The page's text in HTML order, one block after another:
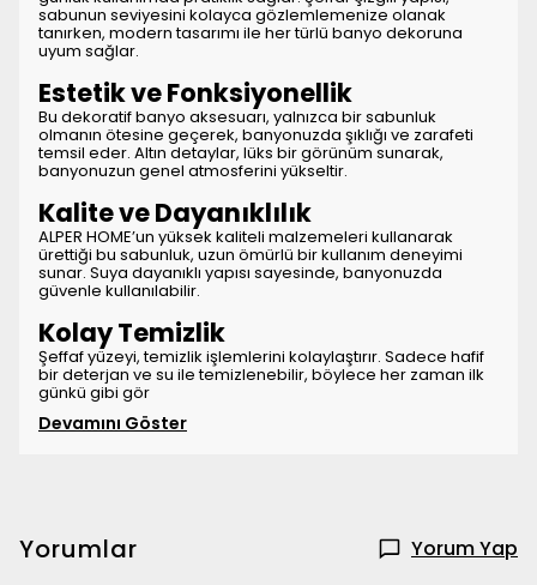
sabunun seviyesini kolayca gözlemlemenize olanak
tanırken, modern tasarımı ile her türlü banyo dekoruna
uyum sağlar.
Estetik ve Fonksiyonellik
Bu dekoratif banyo aksesuarı, yalnızca bir sabunluk
olmanın ötesine geçerek, banyonuzda şıklığı ve zarafeti
temsil eder. Altın detaylar, lüks bir görünüm sunarak,
banyonuzun genel atmosferini yükseltir.
Kalite ve Dayanıklılık
ALPER HOME’un yüksek kaliteli malzemeleri kullanarak
ürettiği bu sabunluk, uzun ömürlü bir kullanım deneyimi
sunar. Suya dayanıklı yapısı sayesinde, banyonuzda
güvenle kullanılabilir.
Kolay Temizlik
Şeffaf yüzeyi, temizlik işlemlerini kolaylaştırır. Sadece hafif
bir deterjan ve su ile temizlenebilir, böylece her zaman ilk
günkü gibi gör
Devamını Göster
Yorumlar Yorum Yap